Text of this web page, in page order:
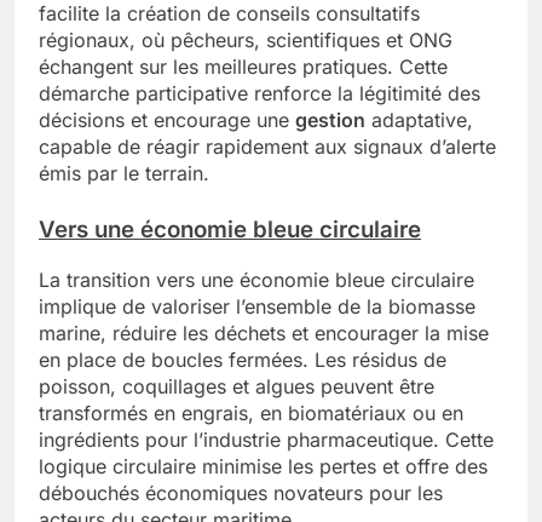
facilite la création de conseils consultatifs
régionaux, où pêcheurs, scientifiques et ONG
échangent sur les meilleures pratiques. Cette
démarche participative renforce la légitimité des
décisions et encourage une gestion adaptative,
capable de réagir rapidement aux signaux d’alerte
émis par le terrain.
Vers une économie bleue circulaire
La transition vers une économie bleue circulaire
implique de valoriser l’ensemble de la biomasse
marine, réduire les déchets et encourager la mise
en place de boucles fermées. Les résidus de
poisson, coquillages et algues peuvent être
transformés en engrais, en biomatériaux ou en
ingrédients pour l’industrie pharmaceutique. Cette
logique circulaire minimise les pertes et offre des
débouchés économiques novateurs pour les